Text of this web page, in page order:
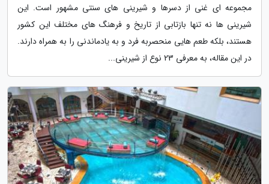
مجموعه ای غنی از دسرها و شیرینی های سنتی مشهور است. این
شیرینی ها نه تنها بازتابی از تاریخ و فرهنگ های مختلف این کشور
هستند، بلکه طعم هایی منحصربه فرد و به یادماندنی را به همراه دارند.
در این مقاله، به معرفی 23 نوع از شیرینی...